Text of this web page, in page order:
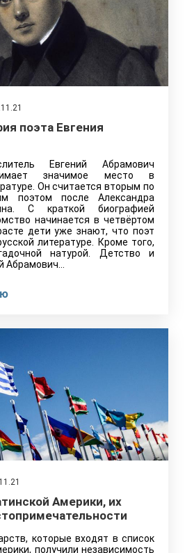
поэта Евгения
Евгений Абрамович
значимое место в
Он считается вторым по
поэтом после Александра
С краткой биографией
начинается в четвёртом
дети уже знают, что поэт
литературе. Кроме того,
натурой. Детство и
Абрамович…
Америки, их
которые входят в список
получили независимость